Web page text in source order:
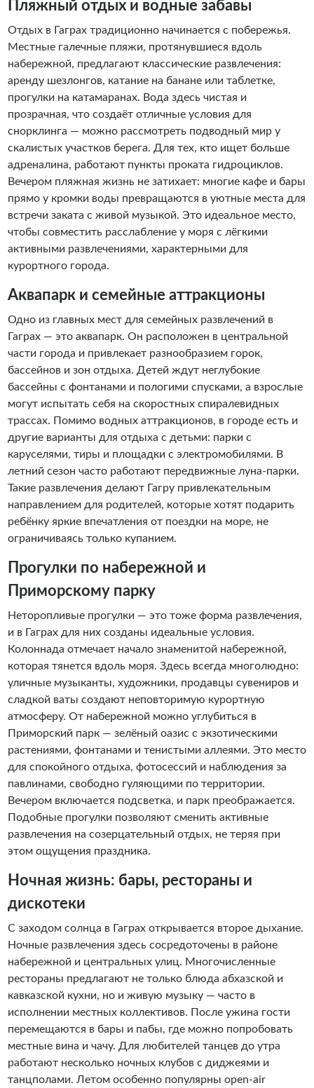
подсказываем, где попробовать настоящий абыста,
ощутить дух Абхазии: побывать в знаковых местах,
сделать незабываемые снимки и прочувствовать
искреннее гостеприимство местных жителей. Для нас
главная награда - видеть, как гости уезжают с теплыми
воспоминаниями и твердым желанием вернуться снова. .
Пляжный отдых и водные забавы
Отдых в Гаграх традиционно начинается с побережья.
Местные галечные пляжи, протянувшиеся вдоль
набережной, предлагают классические развлечения:
аренду шезлонгов, катание на банане или таблетке,
прогулки на катамаранах. Вода здесь чистая и
прозрачная, что создаёт отличные условия для
снорклинга — можно рассмотреть подводный мир у
скалистых участков берега. Для тех, кто ищет больше
адреналина, работают пункты проката гидроциклов.
Вечером пляжная жизнь не затихает: многие кафе и бары
прямо у кромки воды превращаются в уютные места для
встречи заката с живой музыкой. Это идеальное место,
чтобы совместить расслабление у моря с лёгкими
активными развлечениями, характерными для
курортного города.
Аквапарк и семейные аттракционы
Одно из главных мест для семейных развлечений в
Гаграх — это аквапарк. Он расположен в центральной
части города и привлекает разнообразием горок,
бассейнов и зон отдыха. Детей ждут неглубокие
бассейны с фонтанами и пологими спусками, а взрослые
могут испытать себя на скоростных спиралевидных
трассах. Помимо водных аттракционов, в городе есть и
другие варианты для отдыха с детьми: парки с
каруселями, тиры и площадки с электромобилями. В
летний сезон часто работают передвижные луна-парки.
Такие развлечения делают Гагру привлекательным
направлением для родителей, которые хотят подарить
ребёнку яркие впечатления от поездки на море, не
ограничиваясь только купанием.
Прогулки по набережной и
Приморскому парку
Неторопливые прогулки — это тоже форма развлечения,
и в Гаграх для них созданы идеальные условия.
Колоннада отмечает начало знаменитой набережной,
которая тянется вдоль моря. Здесь всегда многолюдно:
уличные музыканты, художники, продавцы сувениров и
сладкой ваты создают неповторимую курортную
атмосферу. От набережной можно углубиться в
Приморский парк — зелёный оазис с экзотическими
растениями, фонтанами и тенистыми аллеями. Это место
для спокойного отдыха, фотосессий и наблюдения за
павлинами, свободно гуляющими по территории.
Вечером включается подсветка, и парк преображается.
Подобные прогулки позволяют сменить активные
развлечения на созерцательный отдых, не теряя при
этом ощущения праздника.
Ночная жизнь: бары, рестораны и
дискотеки
С заходом солнца в Гаграх открывается второе дыхание.
Ночные развлечения здесь сосредоточены в районе
набережной и центральных улиц. Многочисленные
рестораны предлагают не только блюда абхазской и
кавказской кухни, но и живую музыку — часто в
исполнении местных коллективов. После ужина гости
перемещаются в бары и пабы, где можно попробовать
местные вина и чачу. Для любителей танцев до утра
работают несколько ночных клубов с диджеями и
танцполами. Летом особенно популярны open-air